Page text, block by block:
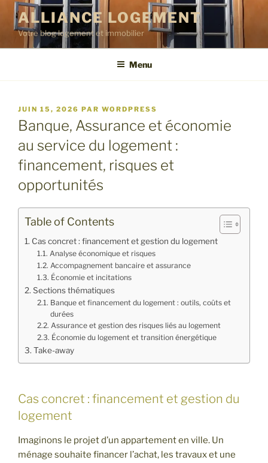
Aller
contenu
principal
ALLIANCE LOGEMENT
Votre blog logement et immobilier
Menu
PUBLIÉ
LE
JUIN 15, 2026 PAR WORDPRESS
Banque, Assurance et économie
au service du logement :
financement, risques et
opportunités
Table of Contents
Cas concret : financement et gestion du logement
Analyse économique et risques
Accompagnement bancaire et assurance
Économie et incitations
Sections thématiques
Banque et financement du logement : outils, coûts et
durées
Assurance et gestion des risques liés au logement
Économie du logement et transition énergétique
Take-away
Cas concret : financement et gestion du
logement
Imaginons le projet d’un appartement en ville. Un
ménage souhaite financer l’achat, les travaux et une